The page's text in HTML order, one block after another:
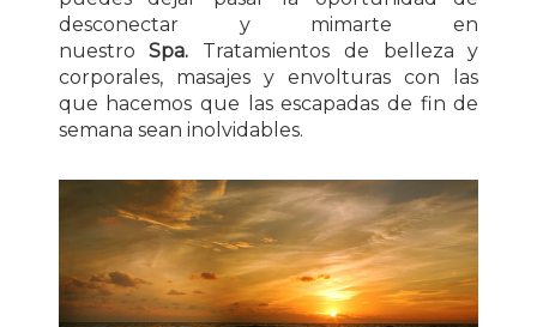
desconectar y mimarte en
nuestroSpa. Tratamientos de belleza y
corporales, masajes y envolturas con las
que hacemos que las escapadas de fin de
semana sean inolvidables.